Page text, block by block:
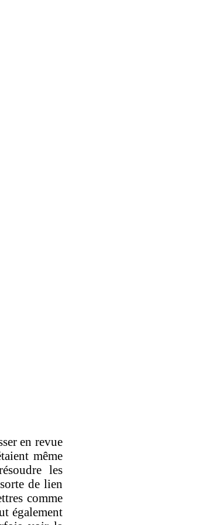
en revue
même
les
de lien
comme
également